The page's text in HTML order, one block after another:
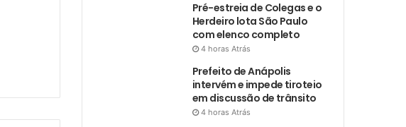
Pré-estreia de Colegas e o
Herdeiro lota São Paulo
com elenco completo
4 horas Atrás
Prefeito de Anápolis
intervém e impede tiroteio
em discussão de trânsito
4 horas Atrás